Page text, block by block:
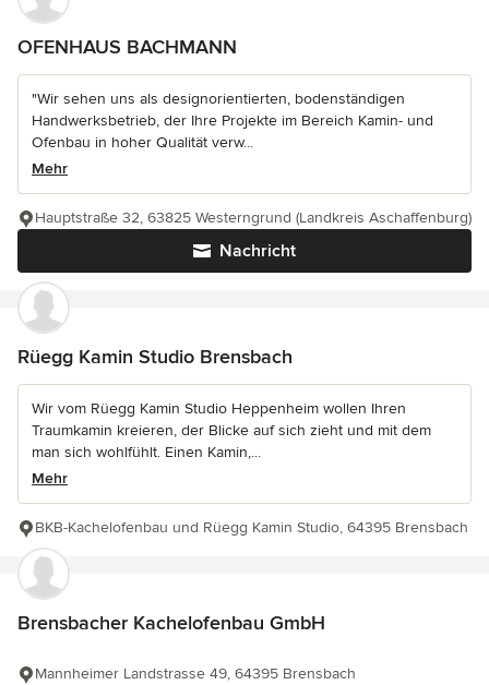
OFENHAUS BACHMANN
"Wir sehen uns als designorientierten, bodenständigen
Handwerksbetrieb, der Ihre Projekte im Bereich Kamin- und
Ofenbau in hoher Qualität verw...
Mehr
Nachricht
Hauptstraße 32, 63825 Westerngrund (Landkreis Aschaffenburg)
Rüegg Kamin Studio Brensbach
Wir vom Rüegg Kamin Studio Heppenheim wollen Ihren
Traumkamin kreieren, der Blicke auf sich zieht und mit dem
man sich wohlfühlt. Einen Kamin,...
Mehr
BKB-Kachelofenbau und Rüegg Kamin Studio, 64395 Brensbach
Brensbacher Kachelofenbau GmbH
Mannheimer Landstrasse 49, 64395 Brensbach